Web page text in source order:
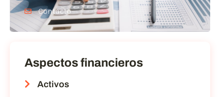
Contacto
Aspectos financieros
Activos